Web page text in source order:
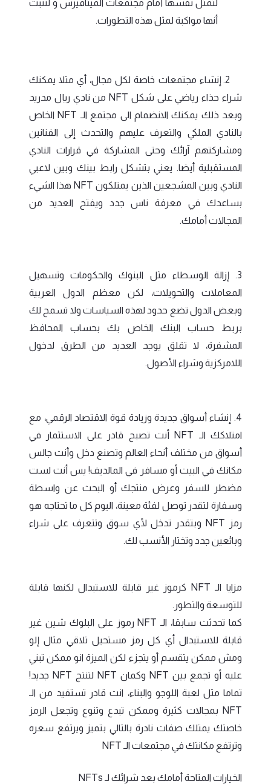
لتمثل نفسها أمام مجتمعات الميتافيرس و لتثبت
أنها مواكبة لمثل هذه التطورات.
2. إنشاء مجتمعات خاصة لكل مجال، أي مثلا يمكنك
شراء حذاء رياضي على شكل NFT من نادي ريال مدريد
وبعد ذلك يمكنك الانضمام الى مجتمع الـ NFT الخاص
بالنادي الملكي والتعرف عليهم والتحدث إلى الفنانين
ومشاركتهم آرائك وحتى المشاركة في قرارات النادي
المستقبلية أيضا. يعني بتشكل رابط بينك وبين لاعبي
النادي وبين المشجعين الذين يمتلكون NFT هذا الشيء
بساعدك في معرفة ناس جدد ويفتح العديد من
المجالات أمامك.
3. إزالة الوسطاء مثل البنوك والحكومات وتسهيل
المعاملات والتحويلات، لكن معظم الدول العربية
وبعض الدول تضع حدود لهذه السياسات ولا تسمح لك
بربط حساب البنك الخاص بك بحساب المحافظ
المشفرة، لا تقلق يوجد العديد من الطرق لدخول
اللامركزية وشراء الأصول.
4. إنشاء أسواق جديدة وزيادة قوة الاقتصاد الرقمي، مع
امتلاكك الـ NFT أنت تصبح قادر على الاستثمار في
أسواق من مختلف أنحاء العالم وتصنع دخل وأنت جالس
مكانك في البيت أو مسافر في المالديف! يس أنت لست
مضطر للسفر وعرض منتجك أو البحث عن واسطة
وسفارة لتقدر توصل لفئة معينة، اليوم كل ما تحتاجه هو
رمز NFT وبتقدر تدخل لأي سوق وتتعرف على شراء
وبائعين جدد وتختار الأنسب لك.
مزايا الـ NFT كرموز غير قابلة للاستبدال لكنها قابلة
للتوسعة والتطور.
كما تحدثت سابقا، الـ NFT رموز على البلوك شين غير
قابلة للاستبدال أي كل رمز مستحيل تلاقي مثال إلو
ومش ممكن يتقسم أو يتجزء لكن الميزة انو ممكن تبني
عليه أو تجمع بين NFT وكمان NFT لتنتج NFT جديد!
تماما مثل لعبة اللوجو والبناء، انت قادر تستفيد من الـ
NFT بمجالات كثيرة وممكن تبدع وتنوع وتجعل الرمز
خاصتك يمتلك صفات نادرة بالتالي بتميز ويرتفع سعره
وترتفع مكانتك في مجتمعات الـ NFT
الخيارات المتاحة أمامك بعد شرائك لـ NFTs